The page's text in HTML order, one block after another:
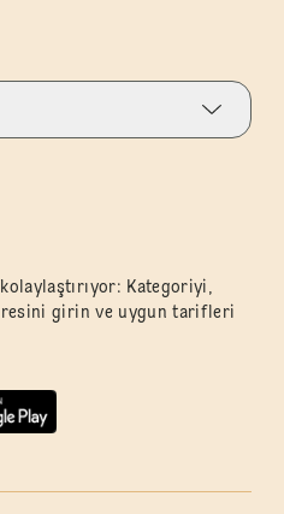
Kategoriyi,
girin ve uygun tarifleri